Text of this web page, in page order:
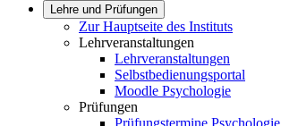
Lehre und Prüfungen
Zur Hauptseite des Instituts
Lehrveranstaltungen
Lehrveranstaltungen
Selbstbedienungsportal
Moodle Psychologie
Prüfungen
Prüfungstermine Psychologie